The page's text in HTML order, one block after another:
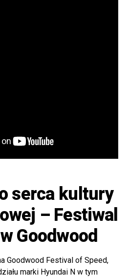
serca kultury
– Festiwal
Goodwood
Goodwood Festival of Speed,
marki Hyundai N w tym